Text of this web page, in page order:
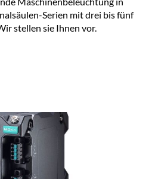
Serien mit drei bis fünf
stellen sie Ihnen vor.